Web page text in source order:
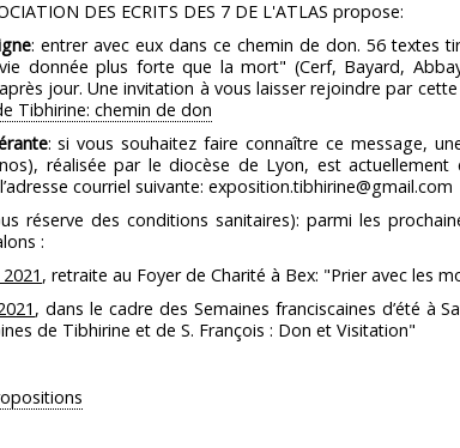
DES ECRITS DES 7 DE L'ATLAS propose:
: entrer avec eux dans ce chemin de don. 56 textes
donnée plus forte que la mort" (Cerf, Bayard,
jour. Une invitation à vous laisser rejoindre par cette
Tibhirine: chemin de don
: si vous souhaitez faire connaître ce message,
réalisée par le diocèse de Lyon, est actuellement
courriel suivante: exposition.tibhirine@gmail.com
réserve des conditions sanitaires): parmi les
:
, retraite au Foyer de Charité à Bex: "Prier avec les
, dans le cadre des Semaines franciscaines d’été à
de Tibhirine et de S. François : Don et Visitation"